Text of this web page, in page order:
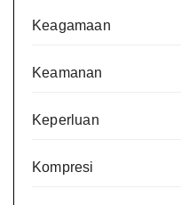
Keagamaan
Keamanan
Keperluan
Kompresi